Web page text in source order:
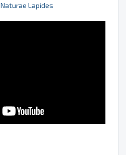
Naturae Lapides